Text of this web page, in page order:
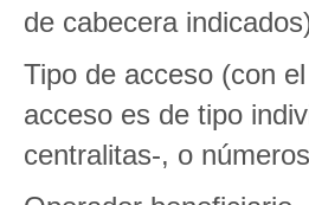
de cabecera
Tipo de acceso (con
acceso es de tipo
centralitas-, o